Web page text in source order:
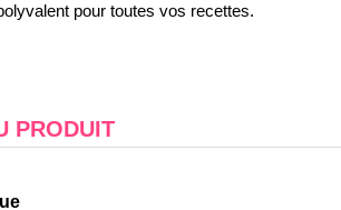
pour toutes vos recettes.
PRODUIT